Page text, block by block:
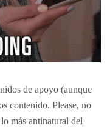
de apoyo (aunque
contenido. Please, no
más antinatural del